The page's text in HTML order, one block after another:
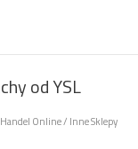
od YSL
Handel Online / Inne Sklepy